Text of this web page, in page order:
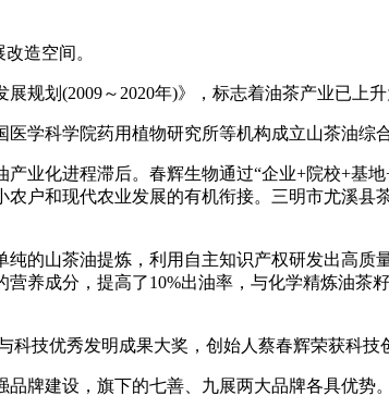
造空间。
划(2009～2020年)》，标志着油茶产业已上升
学科学院药用植物研究所等机构成立山茶油综合
化进程滞后。春辉生物通过“企业+院校+基地
户和现代农业发展的有机衔接。三明市尤溪
山茶油提炼，利用自主知识产权研发出高质
养成分，提高了10%出油率，与化学精炼油茶
技优秀发明成果大奖，创始人蔡春辉荣获科技
建设，旗下的七善、九展两大品牌各具优势